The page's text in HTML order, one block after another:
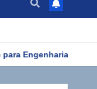
e Elétrica